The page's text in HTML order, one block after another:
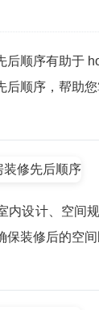
顺序有助于
顺序，帮助您
设计、空间
装修后的空间